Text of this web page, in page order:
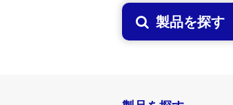
製品を探す